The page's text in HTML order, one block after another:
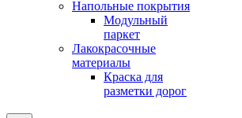
Напольные покрытия
Модульный
паркет
Лакокрасочные
материалы
Краска для
разметки дорог